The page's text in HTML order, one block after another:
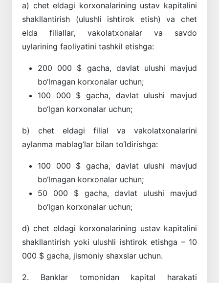
a) chet eldagi korxonalarining ustav kapitalini
shakllantirish (ulushli ishtirok etish) va chet
elda filiallar, vakolatxonalar va savdo
uylarining faoliyatini tashkil etishga:
200 000 $ gacha, davlat ulushi mavjud
bo‘lmagan korxonalar uchun;
100 000 $ gacha, davlat ulushi mavjud
bo‘lgan korxonalar uchun;
b) chet eldagi filial va vakolatxonalarini
aylanma mablag‘lar bilan to‘ldirishga:
100 000 $ gacha, davlat ulushi mavjud
bo‘lmagan korxonalar uchun;
50 000 $ gacha, davlat ulushi mavjud
bo‘lgan korxonalar uchun;
d) chet eldagi korxonalarining ustav kapitalini
shakllantirish yoki ulushli ishtirok etishga – 10
000 $ gacha, jismoniy shaxslar uchun.
2. Banklar tomonidan kapital harakati